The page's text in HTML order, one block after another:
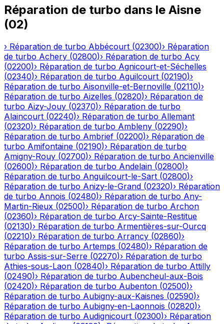
Réparation de turbo dans le Aisne
(02)
› Réparation de turbo Abbécourt (02300)› Réparation
de turbo Achery (02800)› Réparation de turbo Acy
(02200)› Réparation de turbo Agnicourt-et-Séchelles
(02340)› Réparation de turbo Aguilcourt (02190)›
Réparation de turbo Aisonville-et-Bernoville (02110)›
Réparation de turbo Aizelles (02820)› Réparation de
turbo Aizy-Jouy (02370)› Réparation de turbo
Alaincourt (02240)› Réparation de turbo Allemant
(02320)› Réparation de turbo Ambleny (02290)›
Réparation de turbo Ambrief (02200)› Réparation de
turbo Amifontaine (02190)› Réparation de turbo
Amigny-Rouy (02700)› Réparation de turbo Ancienville
(02600)› Réparation de turbo Andelain (02800)›
Réparation de turbo Anguilcourt-le-Sart (02800)›
Réparation de turbo Anizy-le-Grand (02320)› Réparation
de turbo Annois (02480)› Réparation de turbo Any-
Martin-Rieux (02500)› Réparation de turbo Archon
(02360)› Réparation de turbo Arcy-Sainte-Restitue
(02130)› Réparation de turbo Armentières-sur-Ourcq
(02210)› Réparation de turbo Arrancy (02860)›
Réparation de turbo Artemps (02480)› Réparation de
turbo Assis-sur-Serre (02270)› Réparation de turbo
Athies-sous-Laon (02840)› Réparation de turbo Attilly
(02490)› Réparation de turbo Aubencheul-aux-Bois
(02420)› Réparation de turbo Aubenton (02500)›
Réparation de turbo Aubigny-aux-Kaisnes (02590)›
Réparation de turbo Aubigny-en-Laonnois (02820)›
Réparation de turbo Audignicourt (02300)› Réparation